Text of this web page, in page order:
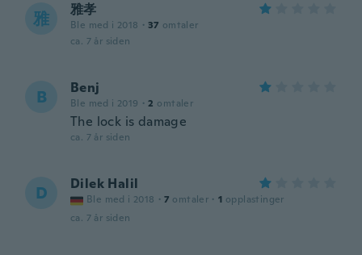
雅 雅孝
Ble med i 2018 · 37 omtaler
ca. 7 år siden
B Benj
Ble med i 2019 · 2 omtaler
The lock is damage
ca. 7 år siden
D Dilek Halil
Ble med i 2018 · 7 omtaler · 1 opplastinger
ca. 7 år siden